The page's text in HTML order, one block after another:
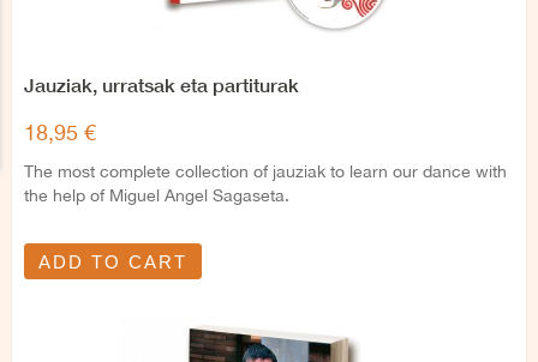
Jauziak, urratsak eta partiturak
18,95 €
The most complete collection of jauziak to learn our dance with
the help of Miguel Angel Sagaseta.
ADD TO CART